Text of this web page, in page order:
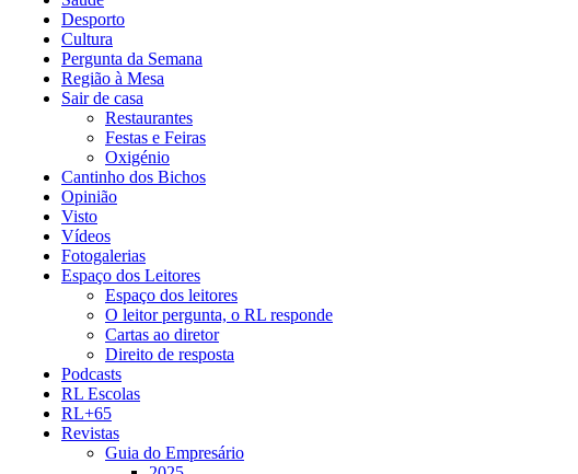
Desporto
Cultura
Pergunta da Semana
Região à Mesa
Sair de casa
Restaurantes
Festas e Feiras
Oxigénio
Cantinho dos Bichos
Opinião
Visto
Vídeos
Fotogalerias
Espaço dos Leitores
Espaço dos leitores
O leitor pergunta, o RL responde
Cartas ao diretor
Direito de resposta
Podcasts
RL Escolas
RL+65
Revistas
Guia do Empresário